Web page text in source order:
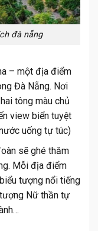
đà nẵng
– một địa điểm
Đà Nẵng. Nơi
tông màu chủ
view biển tuyệt
uống tự túc)
sẽ ghé thăm
Mỗi địa điểm
tượng nổi tiếng
Nữ thần tự